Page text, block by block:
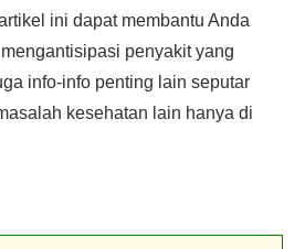
ini dapat membantu Anda
penyakit yang
info-info penting lain seputar
kesehatan lain hanya di